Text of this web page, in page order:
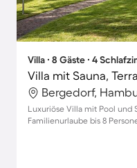
Villa ∙ 8 Gäste ∙ 4
Villa mit Sauna,
Bergedorf,
Luxuriöse Villa mit Pool und
Familienurlaube bis 8